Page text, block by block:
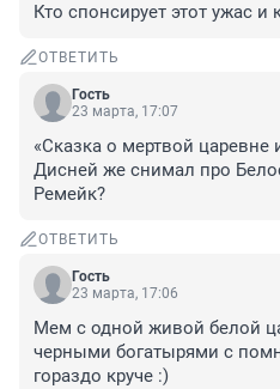
Кто спонсирует этот ужас и
ОТВЕТИТЬ
Гость
23 марта, 17:07
«Сказка о мертвой царевне
Дисней же снимал про
Ремейк?
ОТВЕТИТЬ
Гость
23 марта, 17:06
Мем с одной живой белой
черными богатырями с
гораздо круче :)